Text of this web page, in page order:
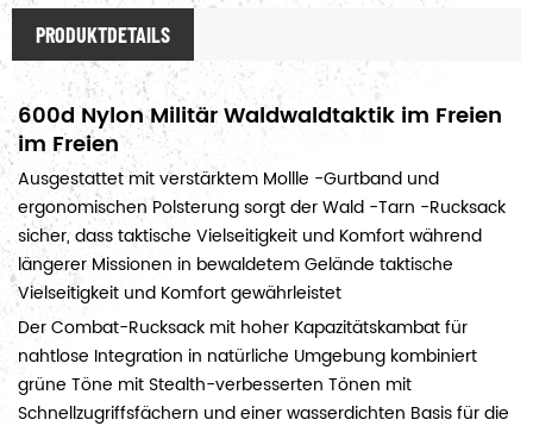
PRODUKTDETAILS
600d Nylon Militär Waldwaldtaktik im Freien
im Freien
Ausgestattet mit verstärktem Mollle -Gurtband und
ergonomischen Polsterung sorgt der Wald -Tarn -Rucksack
sicher, dass taktische Vielseitigkeit und Komfort während
längerer Missionen in bewaldetem Gelände taktische
Vielseitigkeit und Komfort gewährleistet
Der Combat-Rucksack mit hoher Kapazitätskambat für
nahtlose Integration in natürliche Umgebung kombiniert
grüne Töne mit Stealth-verbesserten Tönen mit
Schnellzugriffsfächern und einer wasserdichten Basis für die